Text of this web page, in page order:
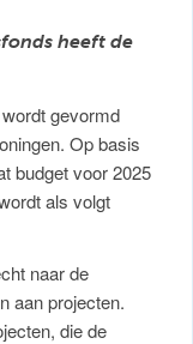
heeft de
gevormd
Op basis
budget voor 2025
als volgt
naar de
aan projecten.
die de